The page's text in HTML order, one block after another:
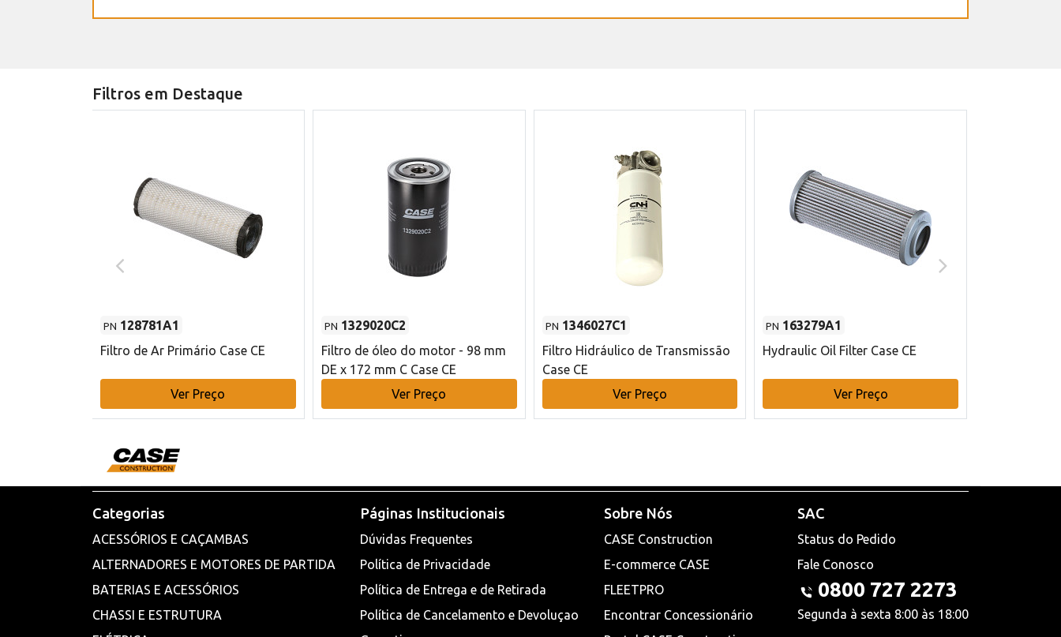
Filtros em Destaque
PN 128781A1
Filtro de Ar Primário Case CE
Ver Preço
PN 1329020C2
Filtro de óleo do motor - 98 mm
DE x 172 mm C Case CE
Ver Preço
PN 1346027C1
Filtro Hidráulico de Transmissão
Case CE
Ver Preço
PN 163279A1
Hydraulic Oil Filter Case CE
Ver Preço
Categorias
ACESSÓRIOS E CAÇAMBAS
ALTERNADORES E MOTORES DE PARTIDA
BATERIAS E ACESSÓRIOS
CHASSI E ESTRUTURA
Páginas Institucionais
Dúvidas Frequentes
Política de Privacidade
Política de Entrega e de Retirada
Política de Cancelamento e Devoluçao
Sobre Nós
CASE Construction
E-commerce CASE
FLEETPRO
Encontrar Concessionário
SAC
Status do Pedido
Fale Conosco
0800 727 2273
Segunda à sexta 8:00 às 18:00